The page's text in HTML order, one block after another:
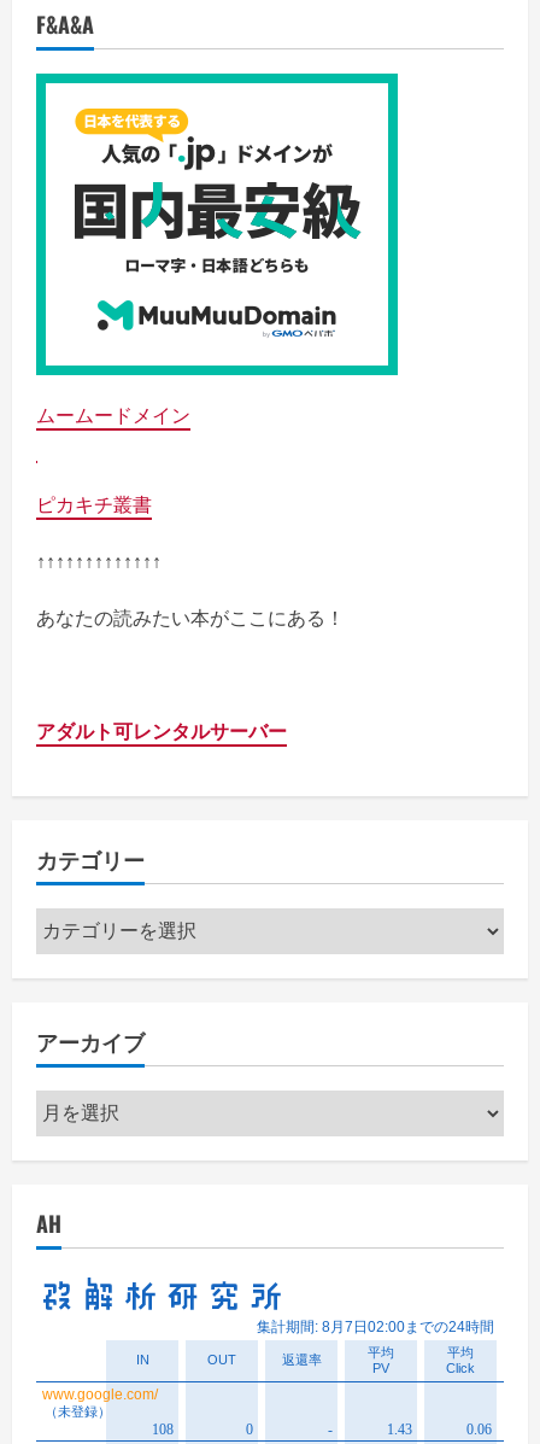
F&A&A
ムームードメイン
ピカキチ叢書
↑↑↑↑↑↑↑↑↑↑↑↑↑
あなたの読みたい本がここにある！
アダルト可レンタルサーバー
カテゴリー
カ
テ
ゴ
ー
アーカイブ
ア
ー
カ
ブ
AH